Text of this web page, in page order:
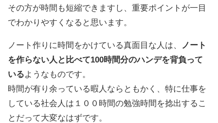
その方が時間も短縮できますし、重要ポイントが一目
でわかりやすくなると思います。
ノート作りに時間をかけている真面目な人は、
ノート
を作らない人と比べて100時間分のハンデを背負って
いるようなものです。
時間が有り余っている暇人ならともかく、特に仕事を
している社会人は１００時間の勉強時間を捻出するこ
とだって大変なはずです。